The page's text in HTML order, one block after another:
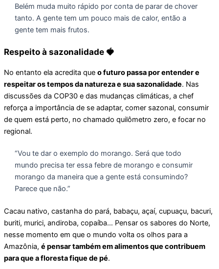
Belém muda muito rápido por conta de parar de chover
tanto. A gente tem um pouco mais de calor, então a
gente tem mais frutos.
Respeito à sazonalidade 🍓
No entanto ela acredita que o futuro passa por entender e
respeitar os tempos da natureza e sua sazonalidade. Nas
discussões da COP30 e das mudanças climáticas, a chef
reforça a importância de se adaptar, comer sazonal, consumir
de quem está perto, no chamado quilômetro zero, e focar no
regional.
“Vou te dar o exemplo do morango. Será que todo
mundo precisa ter essa febre de morango e consumir
morango da maneira que a gente está consumindo?
Parece que não.”
Cacau nativo, castanha do pará, babaçu, açaí, cupuaçu, bacuri,
buriti, murici, andiroba, copaíba… Pensar os sabores do Norte,
nesse momento em que o mundo volta os olhos para a
Amazônia, é pensar também em alimentos que contribuem
para que a floresta fique de pé.